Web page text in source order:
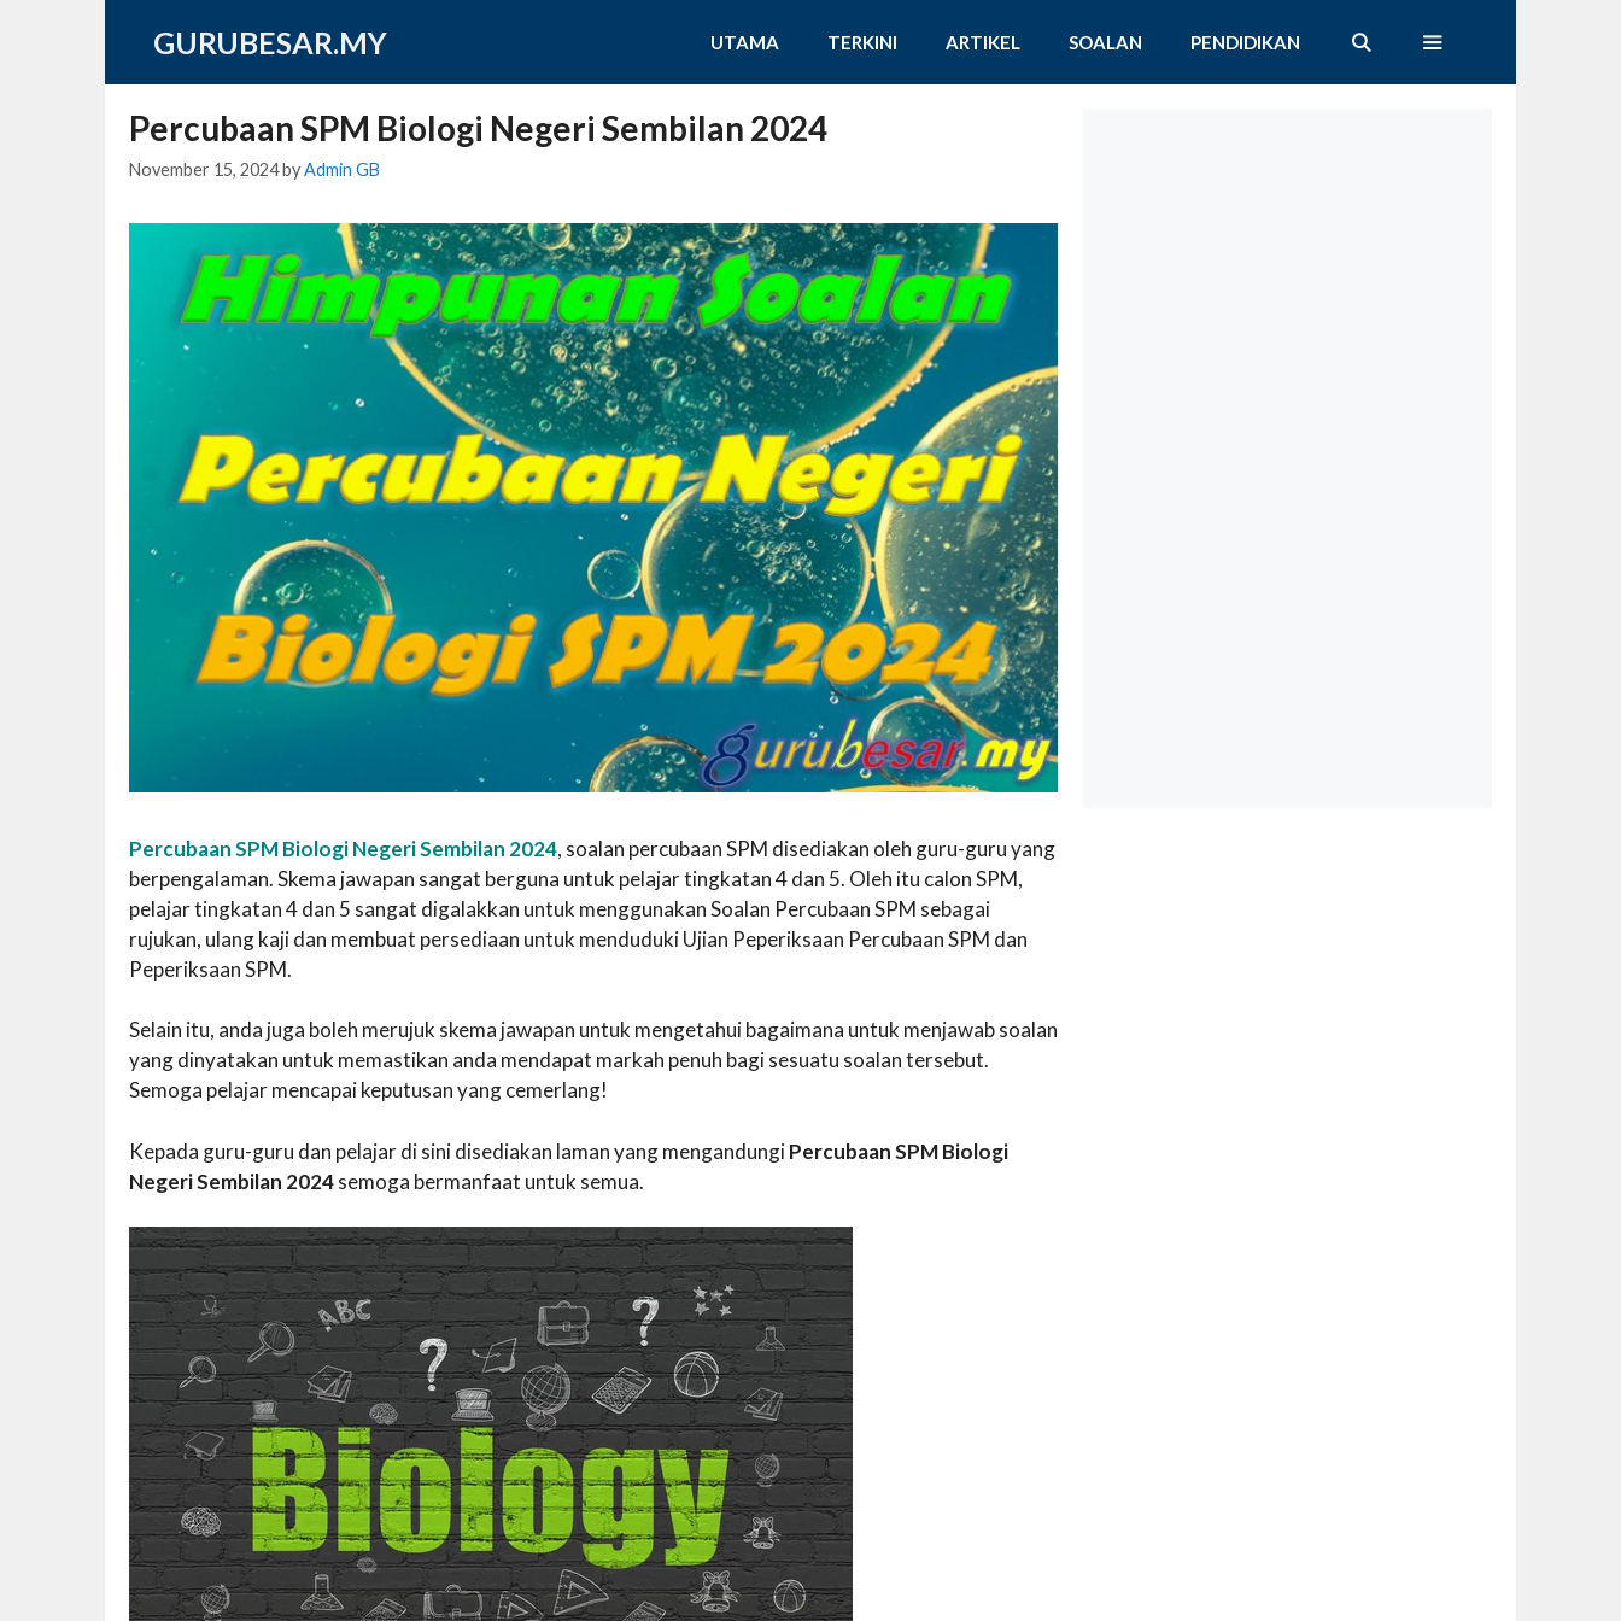
GURUBESAR.MY UTAMA TERKINI ARTIKEL SOALAN PENDIDIKAN
Percubaan SPM Biologi Negeri Sembilan 2024
November 15, 2024byAdmin GB
Percubaan SPM Biologi Negeri Sembilan 2024, soalan percubaan SPM disediakan oleh guru-guru yang
berpengalaman. Skema jawapan sangat berguna untuk pelajar tingkatan 4 dan 5. Oleh itu calon SPM,
pelajar tingkatan 4 dan 5 sangat digalakkan untuk menggunakan Soalan Percubaan SPM sebagai
rujukan, ulang kaji dan membuat persediaan untuk menduduki Ujian Peperiksaan Percubaan SPM dan
Peperiksaan SPM.
Selain itu, anda juga boleh merujuk skema jawapan untuk mengetahui bagaimana untuk menjawab soalan
yang dinyatakan untuk memastikan anda mendapat markah penuh bagi sesuatu soalan tersebut.
Semoga pelajar mencapai keputusan yang cemerlang!
Kepada guru-guru dan pelajar di sini disediakan laman yang mengandungiPercubaan SPM Biologi
Negeri Sembilan 2024semoga bermanfaat untuk semua.